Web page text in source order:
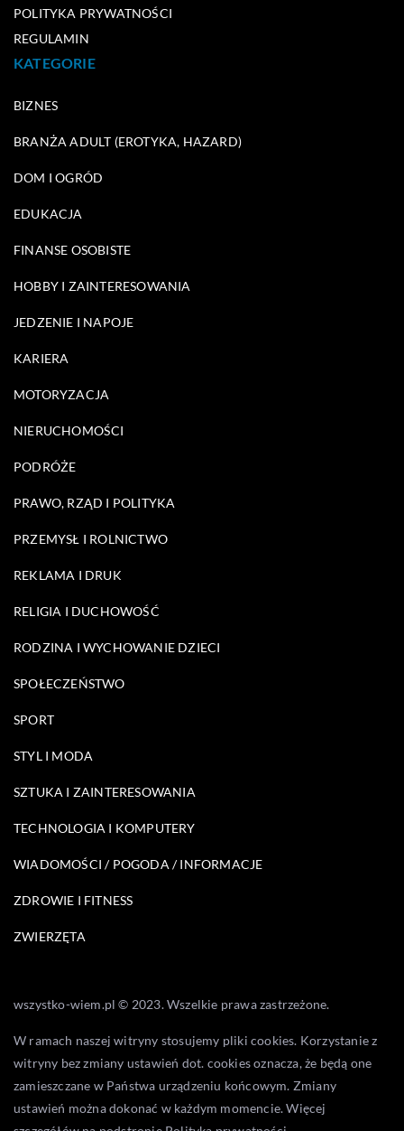
POLITYKA PRYWATNOŚCI
REGULAMIN
KATEGORIE
BIZNES
BRANŻA ADULT (EROTYKA, HAZARD)
DOM I OGRÓD
EDUKACJA
FINANSE OSOBISTE
HOBBY I ZAINTERESOWANIA
JEDZENIE I NAPOJE
KARIERA
MOTORYZACJA
NIERUCHOMOŚCI
PODRÓŻE
PRAWO, RZĄD I POLITYKA
PRZEMYSŁ I ROLNICTWO
REKLAMA I DRUK
RELIGIA I DUCHOWOŚĆ
RODZINA I WYCHOWANIE DZIECI
SPOŁECZEŃSTWO
SPORT
STYL I MODA
SZTUKA I ZAINTERESOWANIA
TECHNOLOGIA I KOMPUTERY
WIADOMOŚCI / POGODA / INFORMACJE
ZDROWIE I FITNESS
ZWIERZĘTA
wszystko-wiem.pl © 2023. Wszelkie prawa zastrzeżone.
W ramach naszej witryny stosujemy pliki cookies. Korzystanie z
witryny bez zmiany ustawień dot. cookies oznacza, że będą one
zamieszczane w Państwa urządzeniu końcowym. Zmiany
ustawień można dokonać w każdym momencie. Więcej